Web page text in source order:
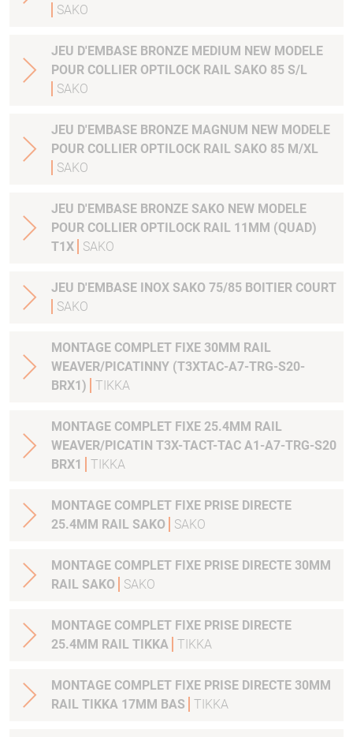
SAKO
JEU D'EMBASE BRONZE MEDIUM NEW MODELE
POUR COLLIER OPTILOCK RAIL SAKO 85 S/L
SAKO
JEU D'EMBASE BRONZE MAGNUM NEW MODELE
POUR COLLIER OPTILOCK RAIL SAKO 85 M/XL
SAKO
JEU D'EMBASE BRONZE SAKO NEW MODELE
POUR COLLIER OPTILOCK RAIL 11MM (QUAD)
T1X
SAKO
JEU D'EMBASE INOX SAKO 75/85 BOITIER COURT
SAKO
MONTAGE COMPLET FIXE 30MM RAIL
WEAVER/PICATINNY (T3XTAC-A7-TRG-S20-
BRX1)
TIKKA
MONTAGE COMPLET FIXE 25.4MM RAIL
WEAVER/PICATIN T3X-TACT-TAC A1-A7-TRG-S20
BRX1
TIKKA
MONTAGE COMPLET FIXE PRISE DIRECTE
25.4MM RAIL SAKO
SAKO
MONTAGE COMPLET FIXE PRISE DIRECTE 30MM
RAIL SAKO
SAKO
MONTAGE COMPLET FIXE PRISE DIRECTE
25.4MM RAIL TIKKA TIKKA
MONTAGE COMPLET FIXE PRISE DIRECTE 30MM
RAIL TIKKA 17MM BAS
TIKKA